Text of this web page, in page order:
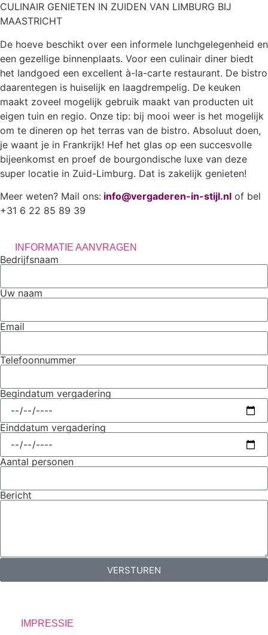
CULINAIR GENIETEN IN ZUIDEN VAN LIMBURG BIJ
MAASTRICHT
De hoeve beschikt over een informele lunchgelegenheid en
een gezellige binnenplaats. Voor een culinair diner biedt
het landgoed een excellent à-la-carte restaurant. De bistro
daarentegen is huiselijk en laagdrempelig. De keuken
maakt zoveel mogelijk gebruik maakt van producten uit
eigen tuin en regio. Onze tip: bij mooi weer is het mogelijk
om te dineren op het terras van de bistro. Absoluut doen,
je waant je in Frankrijk! Hef het glas op een succesvolle
bijeenkomst en proef de bourgondische luxe van deze
super locatie in Zuid-Limburg. Dat is zakelijk genieten!
Meer weten? Mail ons: info@vergaderen-in-stijl.nl of bel
+31 6 22 85 89 39
INFORMATIE AANVRAGEN
Bedrijfsnaam
Uw naam
Email
Telefoonnummer
Begindatum vergadering
Einddatum vergadering
Aantal personen
Bericht
VERSTUREN
IMPRESSIE